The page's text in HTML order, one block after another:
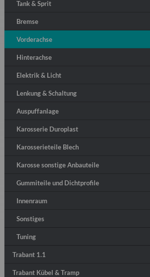
Tank & Sprit
Bremse
Vorderachse
Hinterachse
Elektrik & Licht
Lenkung & Schaltung
Auspuffanlage
Karosserie Duroplast
Karosserieteile Blech
Karosse sonstige Anbauteile
Gummiteile und Dichtprofile
Innenraum
Sonstiges
Tuning
Trabant 1.1
Trabant Kübel & Tramp